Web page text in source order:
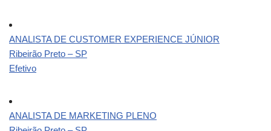
ANALISTA DE CUSTOMER EXPERIENCE JÚNIOR
Ribeirão Preto – SP
Efetivo
ANALISTA DE MARKETING PLENO